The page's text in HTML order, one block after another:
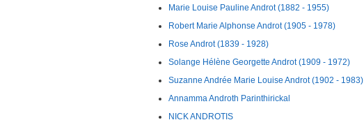
Marie Louise Pauline Androt (1882 - 1955)
Robert Marie Alphonse Androt (1905 - 1978)
Rose Androt (1839 - 1928)
Solange Hélène Georgette Androt (1909 - 1972)
Suzanne Andrée Marie Louise Androt (1902 - 1983)
Annamma Androth Parinthirickal
NICK ANDROTIS